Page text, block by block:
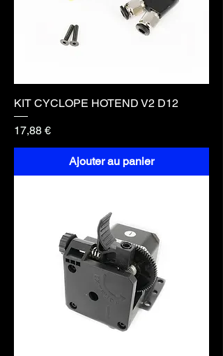
KIT CYCLOPE HOTEND V2 D12
Prix
17,88 €
Ajouter au panier